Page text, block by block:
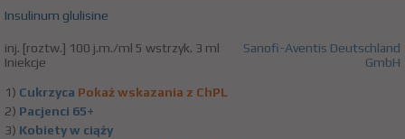
Insulinum glulisine
inj. [roztw.] 100 j.m./ml 5 wstrzyk. 3 ml
Iniekcje
Sanofi-Aventis Deutschland
GmbH
1) Cukrzyca Pokaż wskazania z ChPL
2) Pacjenci 65+
3) Kobiety w ciąży